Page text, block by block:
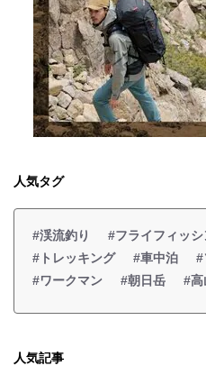
人気タグ
#渓流釣り #フライフィッシ
#トレッキング
#車中泊
#
#ワークマン
#朝日岳 #高
人気記事